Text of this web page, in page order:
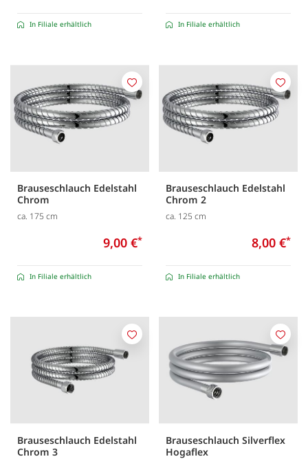
In Filiale erhältlich In Filiale erhältlich
Brauseschlauch Edelstahl
Chrom
ca. 175 cm
9,00 €*
In Filiale erhältlich
Merken
Brauseschlauch Edelstahl
Chrom 2
ca. 125 cm
8,00 €*
In Filiale erhältlich
Brauseschlauch Edelstahl
Chrom 3
Merken
Brauseschlauch Silverflex
Hogaflex